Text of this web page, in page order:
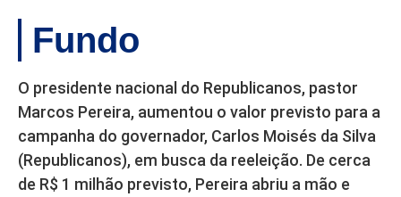
Fundo
O presidente nacional do Republicanos, pastor
Marcos Pereira, aumentou o valor previsto para a
campanha do governador, Carlos Moisés da Silva
(Republicanos), em busca da reeleição. De cerca
de R$ 1 milhão previsto, Pereira abriu a mão e